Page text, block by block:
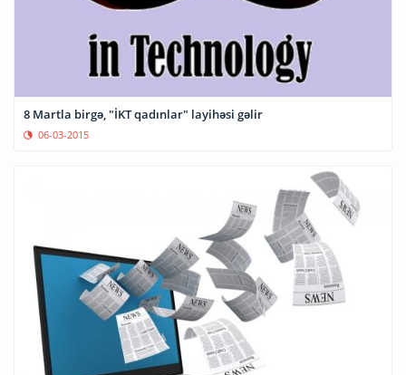
8 Martla birgə, "İKT qadınlar" layihəsi gəlir
06-03-2015